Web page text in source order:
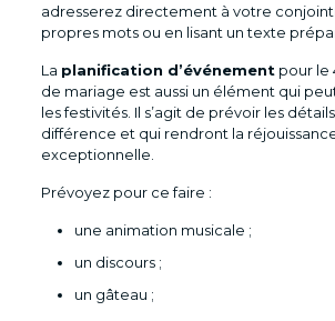
adresserez directement à votre
propres mots ou en lisant un texte
La planification d’événementpour le
de mariage est aussi un élément qui
les festivités. Il s’agit de prévoir les
différence et qui rendront la
exceptionnelle.
Prévoyez pour ce faire :
une animation musicale ;
un discours ;
un gâteau ;